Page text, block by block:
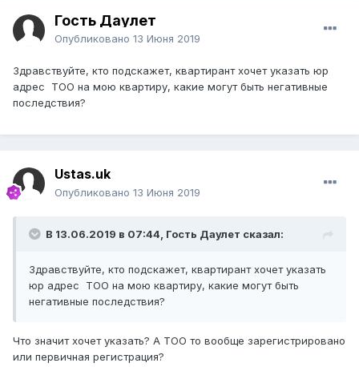
Гость Даулет
Опубликовано 13 Июня 2019
Здравствуйте, кто подскажет, квартирант хочет указать юр
адрес ТОО на мою квартиру, какие могут быть негативные
последствия?
Ustas.uk
Опубликовано 13 Июня 2019
В 13.06.2019 в 07:44, Гость Даулет сказал:
Здравствуйте, кто подскажет, квартирант хочет указать
юр адрес ТОО на мою квартиру, какие могут быть
негативные последствия?
Что значит хочет указать? А ТОО то вообще зарегистрировано
или первичная регистрация?